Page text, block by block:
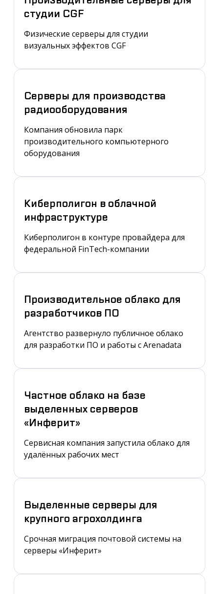
студии CGF
Физические серверы для студии
визуальных эффектов CGF
Серверы для производства
радиооборудования
Компания обновила парк
производительного компьютерного
оборудования
Киберполигон в облачной
инфраструктуре
Киберполигон в контуре провайдера для
федеральной FinTech-компании
Производительное облако для
разработчиков ПО
Агентство развернуло публичное облако
для разработки ПО и работы с Arenadata
Частное облако на базе
выделенных серверов
«Инферит»
Сервисная компания запустила облако для
удалённых рабочих мест
Выделенные серверы для
крупного агрохолдинга
Срочная миграция почтовой системы на
серверы «Инферит»